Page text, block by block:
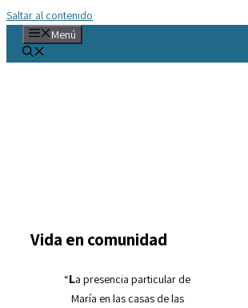
Saltar al contenido
Menú
Vida en comunidad
“La presencia particular de
María en las casas de las